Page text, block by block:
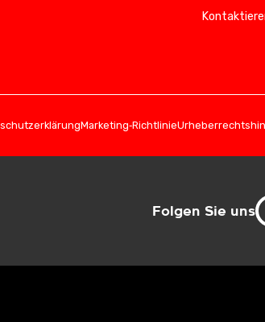
Marketing‑Richtlinie
Folgen Sie uns